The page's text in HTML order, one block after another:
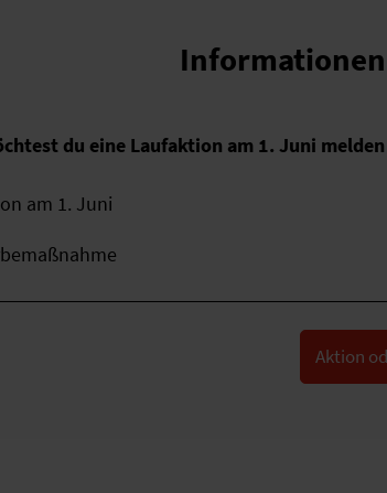
du eine Laufaktion am 1. Juni
am 1. Juni
Aktion